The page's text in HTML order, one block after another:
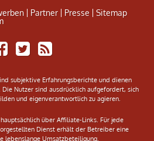
Partner Presse
Sitemap
Share
on
TweetAdiceltic
RSS
subjektive Erfahrungsberichte und dienen
Nutzer sind ausdrücklich aufgefordert, sich
und eigenverantwortlich zu agieren.
über Affiliate-Links. Für jede
Dienst erhält der Betreiber eine
lebenslange Umsatzbeteiligung.